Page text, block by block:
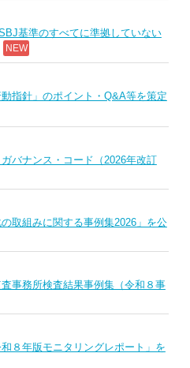
基準のすべてに準拠していない
指針」のポイント・Q&A等を策定
バナンス・コード（2026年改訂
取組みに関する事例集2026」を公
事務所検査結果事例集（令和８事
８年版モニタリングレポート」を